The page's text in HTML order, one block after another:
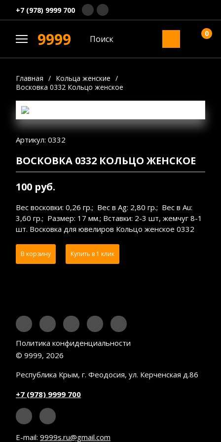
+7 (978) 9999 700
9999 0
Главная / Кольца женские /
Восковка 0332 Кольцо женское
Артикул: 0332
ВОСКОВКА 0332 КОЛЬЦО ЖЕНСКОЕ
100 руб.
Вес восковки: 0,26 гр.; Вес в Ag: 2,80 гр.; Вес в Au:
3,60 гр.; Размер: 17 мм.; Вставки: 2-3 шт, жемчуг 8-1
шт. Восковка для ювелиров Кольцо женское 0332
В корзину Купить в 1 клик
Политика конфиденциальности
© 9999, 2026
Республика Крым, г. Феодосия, ул. Керченская д.86
+7 (978) 9999 700
E-mail: 9999s.ru@gmail.com